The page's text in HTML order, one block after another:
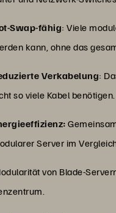
Swap-fähig: Viele
kann, ohne das
Verkabelung:
so viele Kabel benötigen.
Server im
von Blade-